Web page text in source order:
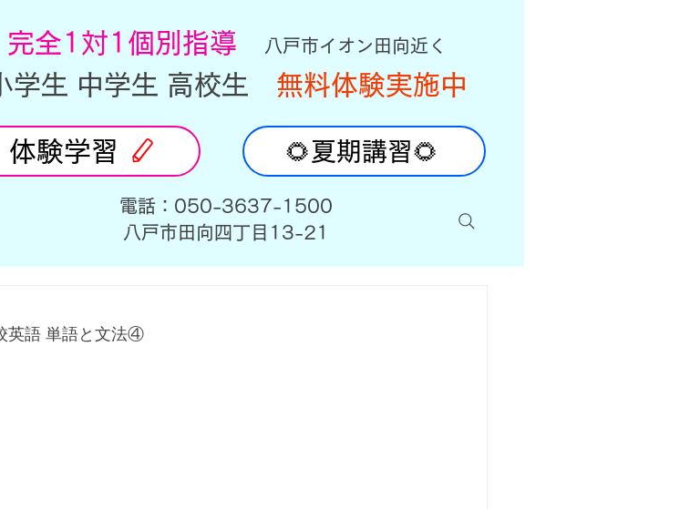
​完全1対1個別指導 八戸市イオン田向近く
学生 中学生 高校生 無料体験実施中
体験学習 🌻夏期講習🌻
​電話：050-3637-1500
​八戸市田向四丁目13-21
英語 単語と文法④